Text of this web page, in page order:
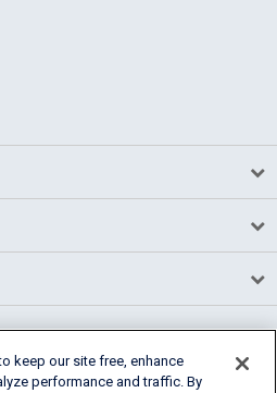
keep our site free, enhance
performance and traffic. By